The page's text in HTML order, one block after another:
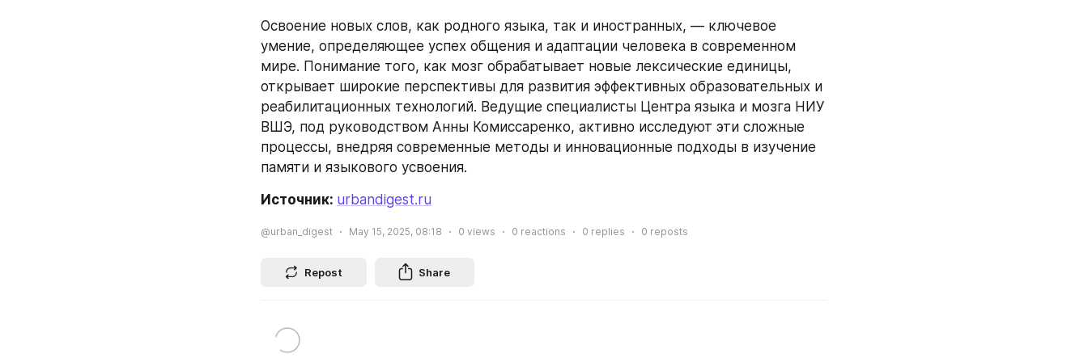
Освоение новых слов, как родного языка, так и иностранных, — ключевое
умение, определяющее успех общения и адаптации человека в современном
мире. Понимание того, как мозг обрабатывает новые лексические единицы,
открывает широкие перспективы для развития эффективных образовательных и
реабилитационных технологий. Ведущие специалисты Центра языка и мозга НИУ
ВШЭ, под руководством Анны Комиссаренко, активно исследуют эти сложные
процессы, внедряя современные методы и инновационные подходы в изучение
памяти и языкового усвоения.
Источник: urbandigest.ru
@urban_digest May 15, 2025, 08:18 0 views 0 reactions 0 replies 0 reposts
Repost Share